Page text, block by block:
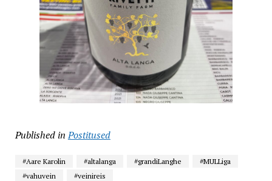
Published in Postitused
#Aare Karolin #altalanga #grandiLanghe
#MULLiga
#vahuvein
#veinireis